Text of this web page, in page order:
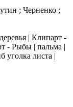
; Черненко ;
| Клипарт -
- Рыбы | пальма |
уголка листа |